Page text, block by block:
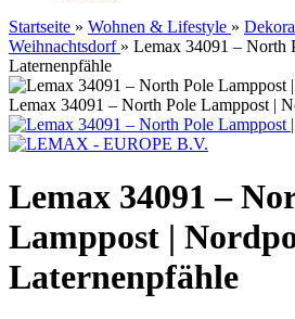
Startseite » Wohnen & Lifestyle »
Weihnachtsdorf » Lemax 34091 – North
Laternenpfähle
Lemax 34091 – North Pole Lamppost |
Lemax 34091 –
Lamppost |
Laternenpfähle